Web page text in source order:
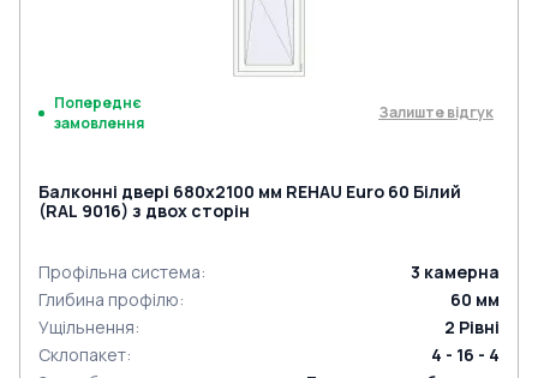
Попереднє
замовлення
Залиште відгук
Балконні двері 680x2100 мм REHAU Euro 60 Білий
(RAL 9016) з двох сторін
Профільна система: 3 камерна
Глибина профілю: 60 мм
Ущільнення: 2 Рівні
Склопакет:
4 - 16 - 4